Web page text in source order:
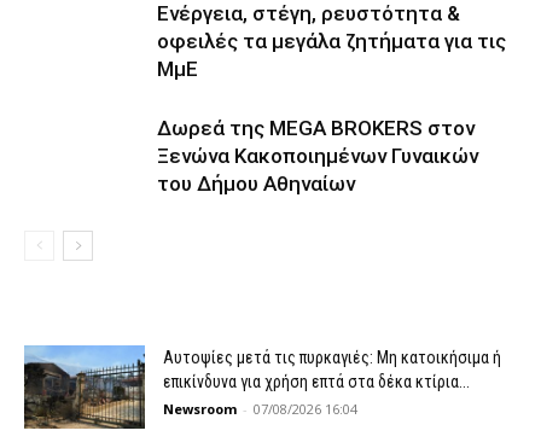
Ενέργεια, στέγη, ρευστότητα &
οφειλές τα μεγάλα ζητήματα για τις
ΜμΕ
Δωρεά της MEGA BROKERS στον
Ξενώνα Κακοποιημένων Γυναικών
του Δήμου Αθηναίων
Αυτοψίες μετά τις πυρκαγιές: Μη κατοικήσιμα ή
επικίνδυνα για χρήση επτά στα δέκα κτίρια...
Newsroom - 07/08/2026 16:04